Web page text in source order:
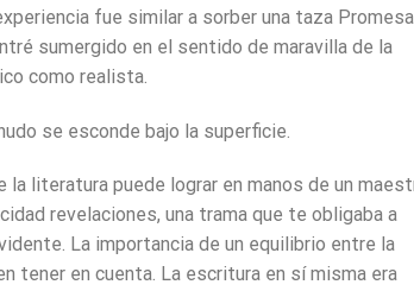
fue similar a sorber una taza
sumergido en el sentido de maravilla de la
como realista.
se esconde bajo la superficie.
la literatura puede lograr en manos de un
revelaciones, una trama que te obligaba a
La importancia de un equilibrio entre la
tener en cuenta. La escritura en sí misma era